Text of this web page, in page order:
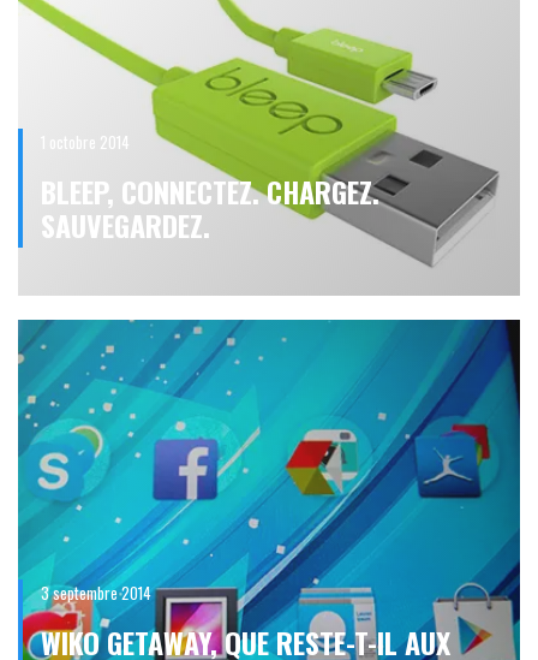
1 octobre 2014
BLEEP, CONNECTEZ. CHARGEZ.
SAUVEGARDEZ.
3 septembre 2014
WIKO GETAWAY, QUE RESTE-T-IL AUX